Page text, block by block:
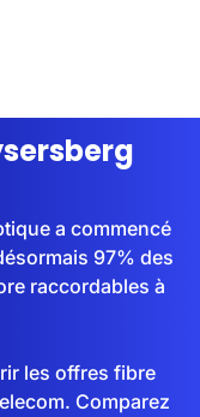
a commencé
97% des
raccordables à
les offres fibre
Comparez